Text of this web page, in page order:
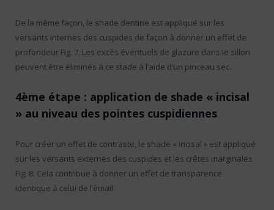
De la même façon, le shade dentine est appliqué sur les
versants internes des cuspides de façon à donner un effet de
profondeur Fig. 7. Les excès éventuels de glazure dans le sillon
peuvent être éliminés à ce stade à l’aide d’un pinceau sec.
4ème étape : application de shade « incisal
» au niveau des pointes cuspidiennes
Pour créer un effet de contraste, le shade « incisal » est appliqué
sur les versants externes des cuspides et les crêtes marginales
Fig. 8. Cela contribue à donner un effet de transparence
identique à celui de l’émail.